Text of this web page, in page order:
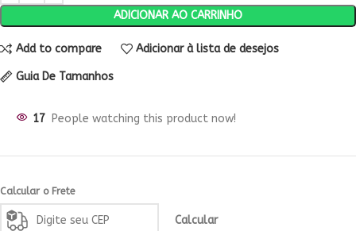
ADICIONAR AO CARRINHO
Add to compare Adicionar à lista de desejos
Guia De Tamanhos
17 People watching this product now!
Calcular o Frete
Calcular